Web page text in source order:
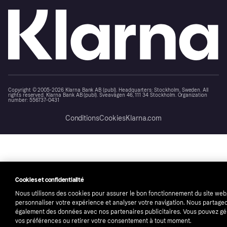
Copyright © 2005-2026 Klarna Bank AB (publ). Headquarters: Stockholm, Sweden. All
rights reserved. Klarna Bank AB (publ). Sveavägen 46, 111 34 Stockholm. Organization
number: 556737-0431
ConditionsCookiesKlarna.com
Cookies et confidentialité
Nous utilisons des cookies pour assurer le bon fonctionnement du site
personnaliser votre expérience et analyser votre navigation. Nous
également des données avec nos partenaires publicitaires. Vous pouvez
vos préférences ou retirer votre consentement à tout moment.